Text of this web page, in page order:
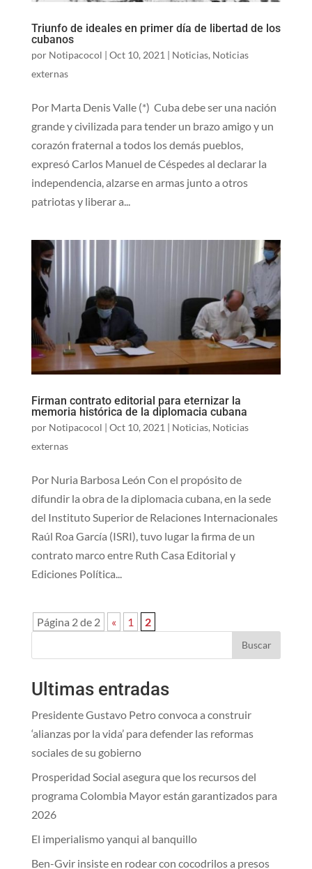
Triunfo de ideales en primer día de libertad de los
cubanos
por Notipacocol | Oct 10, 2021 | Noticias, Noticias
externas
Por Marta Denis Valle (*) Cuba debe ser una nación
grande y civilizada para tender un brazo amigo y un
corazón fraternal a todos los demás pueblos,
expresó Carlos Manuel de Céspedes al declarar la
independencia, alzarse en armas junto a otros
patriotas y liberar a...
Firman contrato editorial para eternizar la
memoria histórica de la diplomacia cubana
por Notipacocol | Oct 10, 2021 | Noticias, Noticias
externas
Por Nuria Barbosa León Con el propósito de
difundir la obra de la diplomacia cubana, en la sede
del Instituto Superior de Relaciones Internacionales
Raúl Roa García (ISRI), tuvo lugar la firma de un
contrato marco entre Ruth Casa Editorial y
Ediciones Política...
Página 2 de 2 « 1 2
Buscar
Ultimas entradas
Presidente Gustavo Petro convoca a construir
‘alianzas por la vida’ para defender las reformas
sociales de su gobierno
Prosperidad Social asegura que los recursos del
programa Colombia Mayor están garantizados para
2026
El imperialismo yanqui al banquillo
Ben-Gvir insiste en rodear con cocodrilos a presos